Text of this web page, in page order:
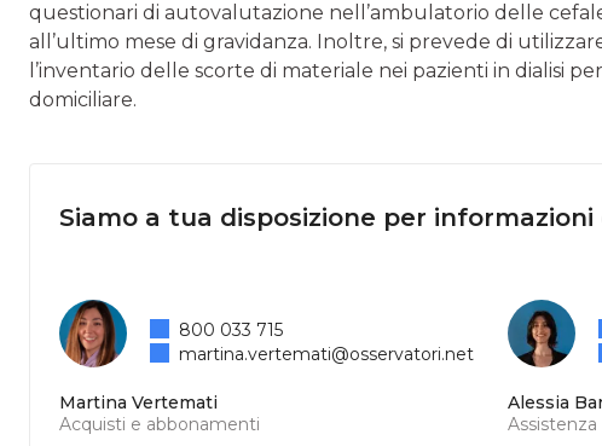
questionari di autovalutazione nell’ambulatorio delle
all’ultimo mese di gravi­danza. Inoltre, si prevede di
l’inventario delle scorte di materiale nei pazienti in dialisi
domiciliare.
Siamo a tua disposizione per informazioni
Martina Vertemati
Acquisti e abbonamenti
800 033 715
martina.vertemati@osservatori.net
Alessia
Assistenza